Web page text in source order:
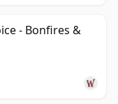
- Bonfires &